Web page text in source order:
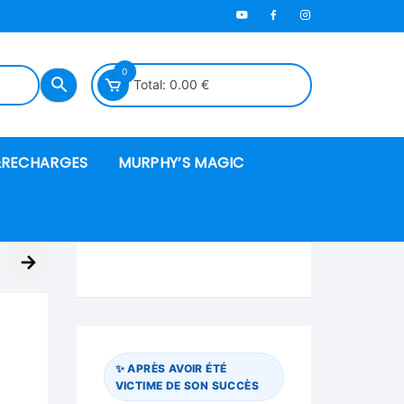
0
Total: 0.00 €
MURPHY’S MAGIC
→
✨ APRÈS AVOIR ÉTÉ
VICTIME DE SON SUCCÈS